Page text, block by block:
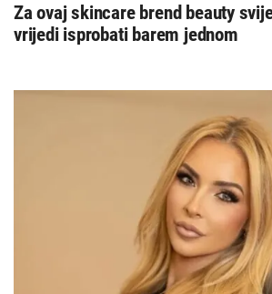
Za ovaj skincare brend beauty
vrijedi isprobati barem jednom